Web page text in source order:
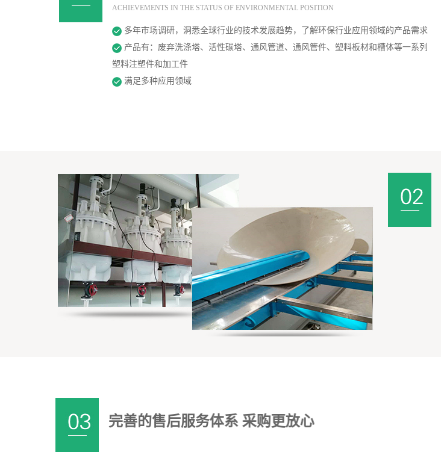
ACHIEVEMENTS IN THE STATUS OF ENVIRONMENTAL POSITION
多年市场调研，洞悉全球行业的技术发展趋势，了解环保行业应用领域的产品需求
产品有：废弃洗涤塔、活性碳塔、通风管道、通风管件、塑料板材和槽体等一系列
塑料注塑件和加工件
满足多种应用领域
完善的售后服务体系 采购更放心